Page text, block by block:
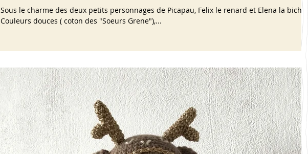
Sous le charme des deux petits personnages de Picapau, Felix le renard et Elena la biche...
Couleurs douces ( coton des "Soeurs Grene"),...